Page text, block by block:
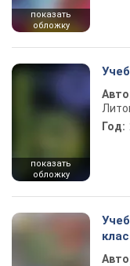
показать
обложку
показать
обложку
Год: